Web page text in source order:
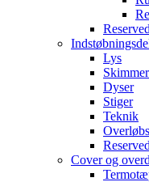
Lys
Dyser
Stiger
Teknik
Cover og